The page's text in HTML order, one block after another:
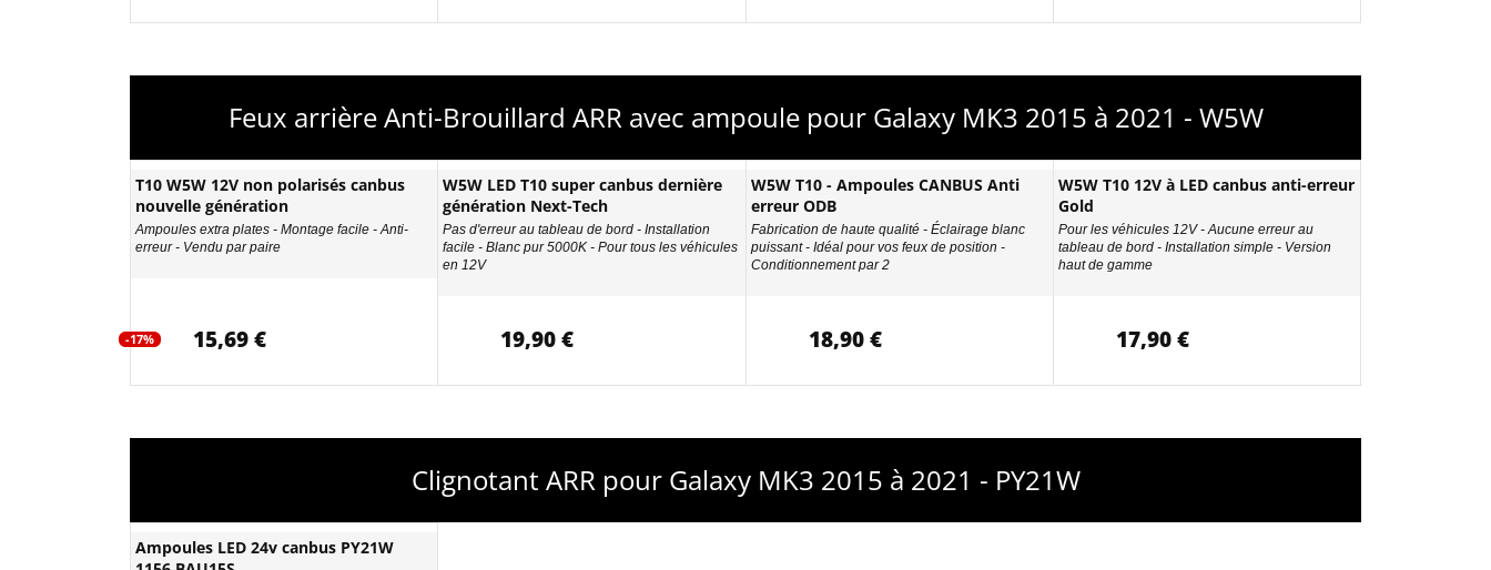
Feux arrière Anti-Brouillard ARR avec ampoule pour Galaxy MK3 2015 à 2021 - W5W
T10 W5W 12V non polarisés canbus
nouvelle génération
Ampoules extra plates - Montage facile - Anti-
erreur - Vendu par paire
-17% 15,69 €
W5W LED T10 super canbus dernière
génération Next-Tech
Pas d'erreur au tableau de bord - Installation
facile - Blanc pur 5000K - Pour tous les véhicules
en 12V
19,90 €
W5W T10 - Ampoules CANBUS Anti
erreur ODB
Fabrication de haute qualité - Éclairage blanc
puissant - Idéal pour vos feux de position -
Conditionnement par 2
18,90 €
W5W T10 12V à LED canbus anti-erreur
Gold
Pour les véhicules 12V - Aucune erreur au
tableau de bord - Installation simple - Version
haut de gamme
17,90 €
Clignotant ARR pour Galaxy MK3 2015 à 2021 - PY21W
Ampoules LED 24v canbus PY21W